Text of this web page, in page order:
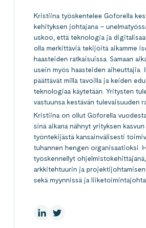
Kristiina työskentelee Goforella
kehityksen johtajana –
uskoo, että teknologia ja
olla merkittäviä tekijöitä aikamme
haasteiden ratkaisuissa. Samaan
usein myös haasteiden aiheuttajia.
päättävät millä tavoilla ja keiden
teknologiaa käytetään. Yritysten
vastuunsa kestävän tulevaisuuden
Kristiina on ollut Goforella
sinä aikana nähnyt yrityksen
työntekijästä kansainvälisesti
tuhannen hengen organisaatioksi.
työskennellyt ohjelmistokehittäjänä,
arkkitehtuurin ja
sekä myynnissä ja
LinkedInissä
X:ssä